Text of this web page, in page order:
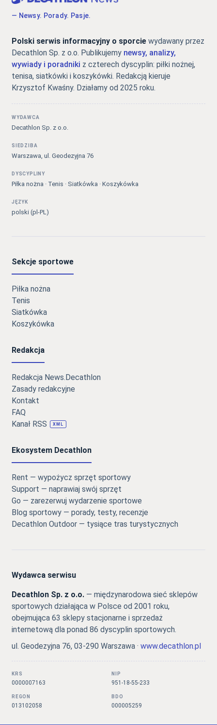
— Newsy. Porady. Pasje.
Polski serwis informacyjny o sporcie wydawany przez
Decathlon Sp. z o.o. Publikujemy newsy, analizy,
wywiady i poradniki z czterech dyscyplin: piłki nożnej,
tenisa, siatkówki i koszykówki. Redakcją kieruje
Krzysztof Kwaśny. Działamy od 2025 roku.
WYDAWCA
Decathlon Sp. z o.o.
SIEDZIBA
Warszawa, ul. Geodezyjna 76
DYSCYPLINY
Piłka nożna · Tenis · Siatkówka · Koszykówka
JĘZYK
polski (pl-PL)
Sekcje sportowe
Piłka nożna
Tenis
Siatkówka
Koszykówka
Redakcja
Redakcja News.Decathlon
Zasady redakcyjne
Kontakt
FAQ
Kanał RSS
XML
Ekosystem Decathlon
Rent — wypożycz sprzęt sportowy
Support — naprawiaj swój sprzęt
Go — zarezerwuj wydarzenie sportowe
Blog sportowy — porady, testy, recenzje
Decathlon Outdoor — tysiące tras turystycznych
Wydawca serwisu
Decathlon Sp. z o.o. — międzynarodowa sieć sklepów
sportowych działająca w Polsce od 2001 roku,
obejmująca 63 sklepy stacjonarne i sprzedaż
internetową dla ponad 86 dyscyplin sportowych.
ul. Geodezyjna 76, 03-290 Warszawa · www.decathlon.pl
KRS
0000007163
NIP
951-18-55-233
REGON
013102058
BDO
000005259